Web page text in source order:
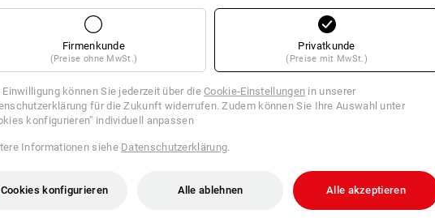
Firmenkunde
(Preise ohne MwSt.)
Privatkunde
(Preise mit MwSt.)
Einwilligung können Sie jederzeit über dieCookie-Einstellungen in unserer
für die Zukunft widerrufen. Zudem können Sie Ihre Auswahl unter
konfigurieren" individuell anpassen
Informationen siehe Datenschutzerklärung.
Cookies konfigurieren Alle ablehnen Alle akzeptieren